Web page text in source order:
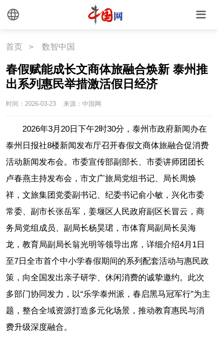
首页 > 数智中国
春假赋能成长文商体旅融合焕新 泰州推
出系列惠民举措激活假日经济
时间：2026-03-23 来源：中国网
2026年3月20日下午2时30分，泰州市政府新闻办在
泰州日报社8楼新闻发布厅召开春假文商体旅融合促消费
活动新闻发布会。市委宣传部副部长、市委讲师团团长
卢春燕主持发布会，市文广旅局党组书记、局长周焕
祥，文旅集团党委副书记、纪委书记俞小敏，兴化市委
常委、副市长张岳军，姜堰区人民政府副区长冒云，商
务局党组成员、副局长杨昊珺，市体育局副局长吴海
龙，教育局副局长翁光明等领导出席，详细介绍4月1日
至7日全市首个中小学春假期间的系列配套活动与惠民政
策，向全国发出亲子研学、休闲消费的诚挚邀约。此次
多部门协同发力，以“乐学泰州派，春启黑马冠军行”为主
题，整合全域资源打造多元化场景，推动教育惠民与消
费升级深度融合。